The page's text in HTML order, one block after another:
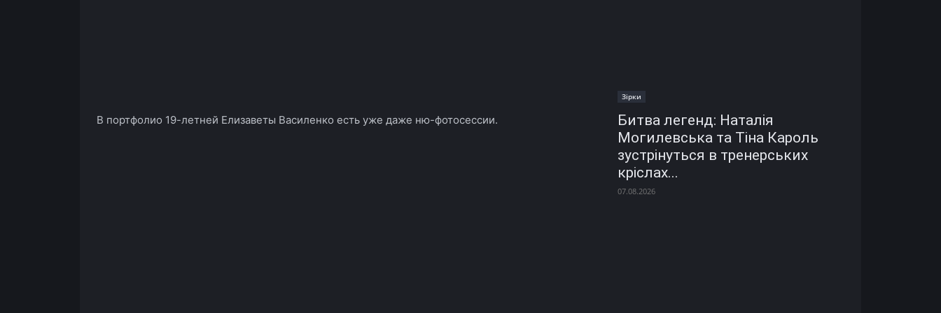
В портфолио 19-летней Елизаветы Василенко есть уже даже ню-фотосессии.
Зірки
Битва легенд: Наталія
Могилевська та Тіна Кароль
зустрінуться в тренерських
кріслах...
07.08.2026